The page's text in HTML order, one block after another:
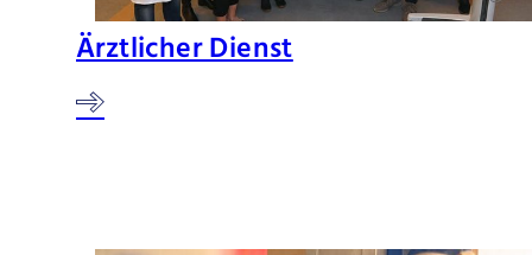
Ärztlicher Dienst